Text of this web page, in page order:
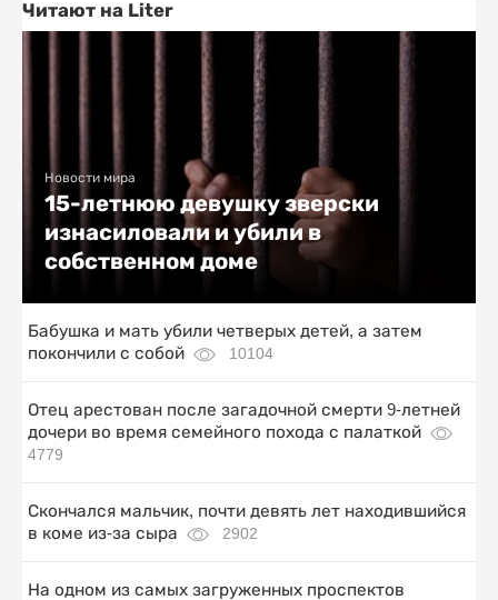
Читают на Liter
Новости мира
15-летнюю девушку зверски
изнасиловали и убили в
собственном доме
Бабушка и мать убили четверых детей, а затем
покончили с собой
10104
Отец арестован после загадочной смерти 9-летней
дочери во время семейного похода с палаткой
4779
Скончался мальчик, почти девять лет находившийся
в коме из-за сыра
2902
На одном из самых загруженных проспектов